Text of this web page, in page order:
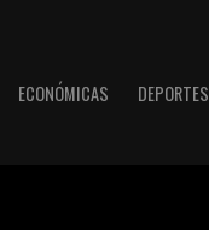
ECONÓMICAS DEPORTES